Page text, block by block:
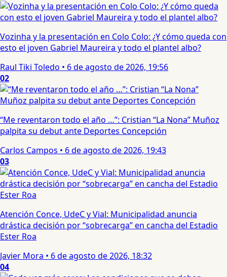
Vozinha y la presentación en Colo Colo: ¿Y cómo queda con
esto el joven Gabriel Maureira y todo el plantel albo?
Raul Tiki Toledo • 6 de agosto de 2026, 19:56
02
“Me reventaron todo el año …”: Cristian “La Nona” Muñoz
palpita su debut ante Deportes Concepción
Carlos Campos • 6 de agosto de 2026, 19:43
03
Atención Conce, UdeC y Vial: Municipalidad anuncia
drástica decisión por “sobrecarga” en cancha del Estadio
Ester Roa
Javier Mora • 6 de agosto de 2026, 18:32
04